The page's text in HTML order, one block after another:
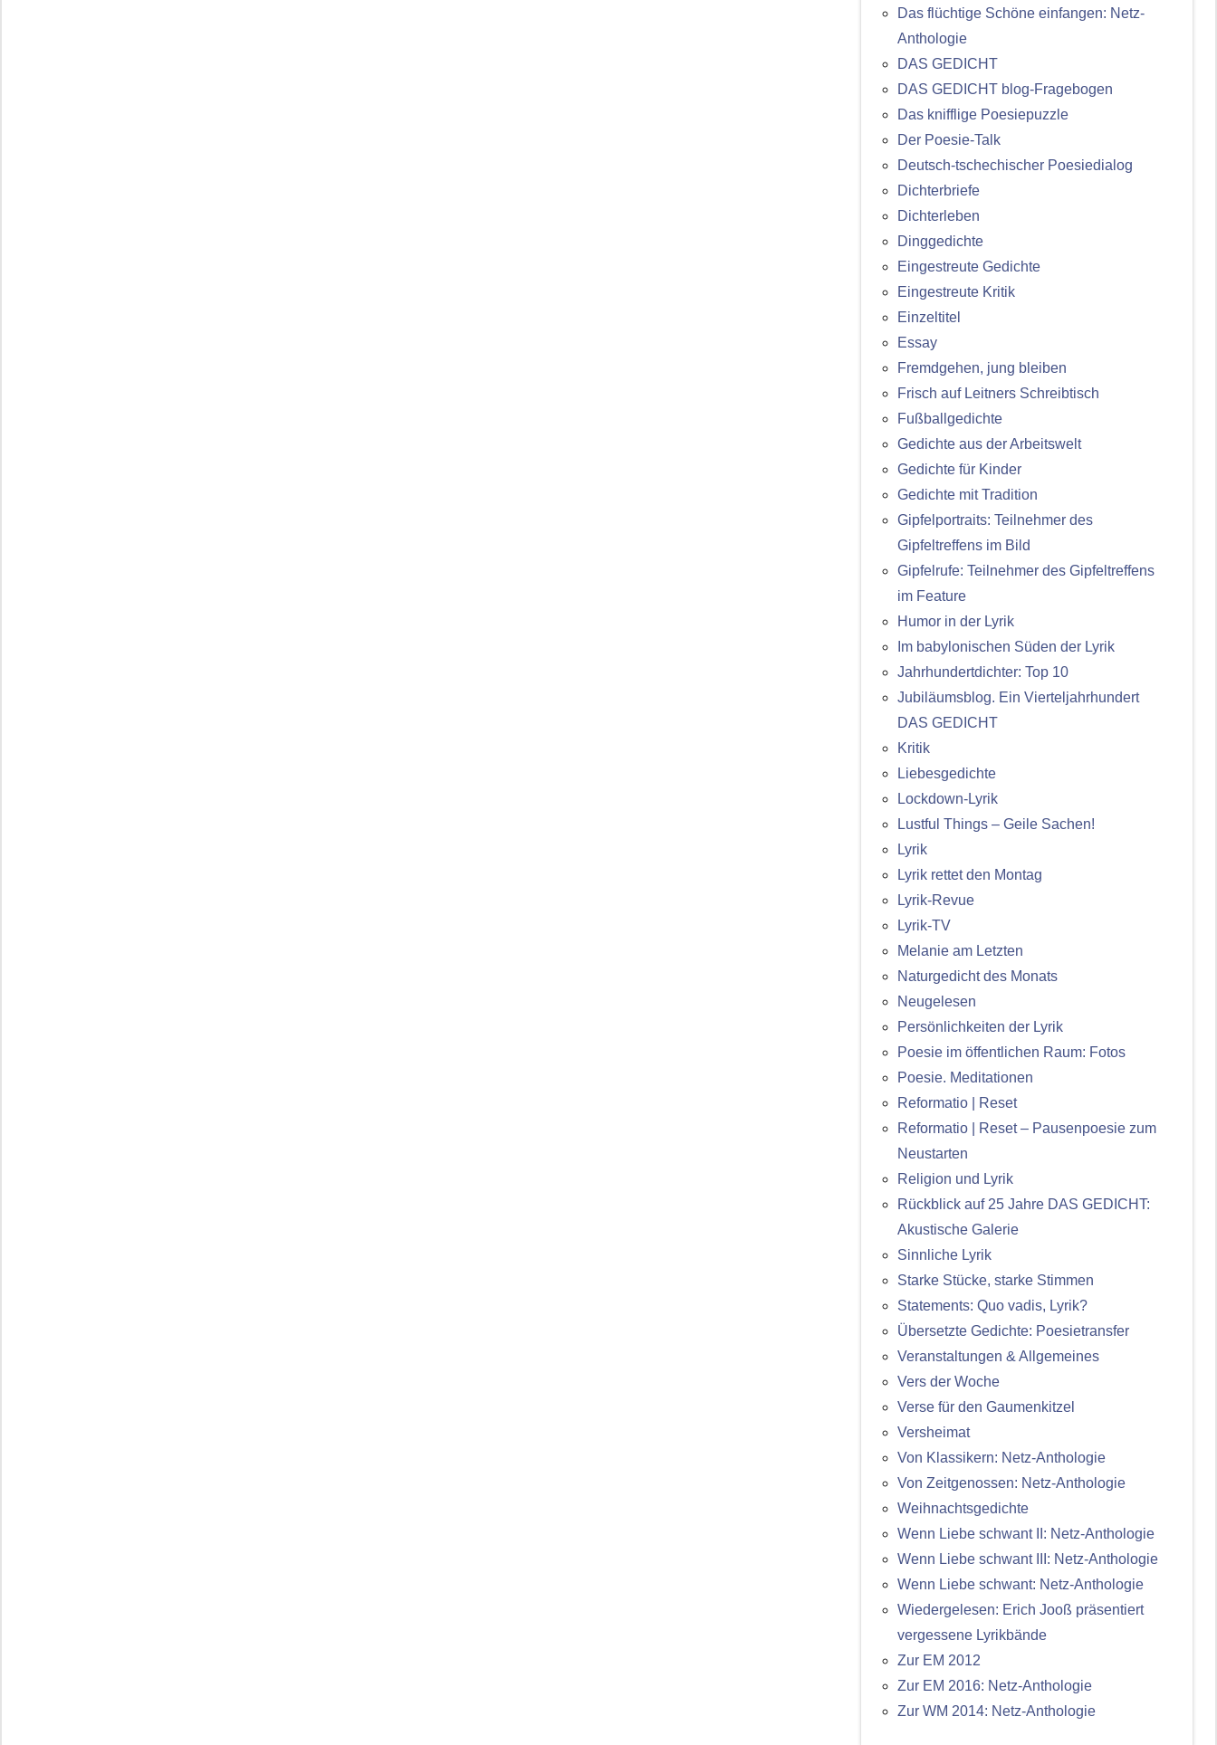
Das flüchtige Schöne einfangen: Netz-
Anthologie
DAS GEDICHT
DAS GEDICHT blog-Fragebogen
Das knifflige Poesiepuzzle
Der Poesie-Talk
Deutsch-tschechischer Poesiedialog
Dichterbriefe
Dichterleben
Dinggedichte
Eingestreute Gedichte
Eingestreute Kritik
Einzeltitel
Essay
Fremdgehen, jung bleiben
Frisch auf Leitners Schreibtisch
Fußballgedichte
Gedichte aus der Arbeitswelt
Gedichte für Kinder
Gedichte mit Tradition
Gipfelportraits: Teilnehmer des
Gipfeltreffens im Bild
Gipfelrufe: Teilnehmer des Gipfeltreffens
im Feature
Humor in der Lyrik
Im babylonischen Süden der Lyrik
Jahrhundertdichter: Top 10
Jubiläumsblog. Ein Vierteljahrhundert
DAS GEDICHT
Kritik
Liebesgedichte
Lockdown-Lyrik
Lustful Things – Geile Sachen!
Lyrik
Lyrik rettet den Montag
Lyrik-Revue
Lyrik-TV
Melanie am Letzten
Naturgedicht des Monats
Neugelesen
Persönlichkeiten der Lyrik
Poesie im öffentlichen Raum: Fotos
Poesie. Meditationen
Reformatio | Reset
Reformatio | Reset – Pausenpoesie zum
Neustarten
Religion und Lyrik
Rückblick auf 25 Jahre DAS GEDICHT:
Akustische Galerie
Sinnliche Lyrik
Starke Stücke, starke Stimmen
Statements: Quo vadis, Lyrik?
Übersetzte Gedichte: Poesietransfer
Veranstaltungen & Allgemeines
Vers der Woche
Verse für den Gaumenkitzel
Versheimat
Von Klassikern: Netz-Anthologie
Von Zeitgenossen: Netz-Anthologie
Weihnachtsgedichte
Wenn Liebe schwant II: Netz-Anthologie
Wenn Liebe schwant III: Netz-Anthologie
Wenn Liebe schwant: Netz-Anthologie
Wiedergelesen: Erich Jooß präsentiert
vergessene Lyrikbände
Zur EM 2012
Zur EM 2016: Netz-Anthologie
Zur WM 2014: Netz-Anthologie